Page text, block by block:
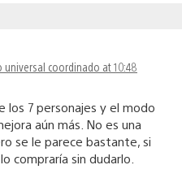
universal coordinado at 10:48
los 7 personajes y el modo
aún más. No es una
se le parece bastante, si
compraría sin dudarlo.